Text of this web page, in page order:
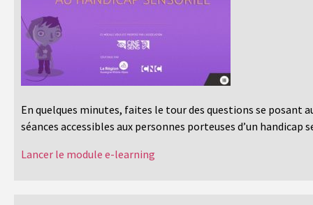
En quelques minutes, faites le tour des questions se posant
séances accessibles aux personnes porteuses d’un handicap
Lancer le module e-learning